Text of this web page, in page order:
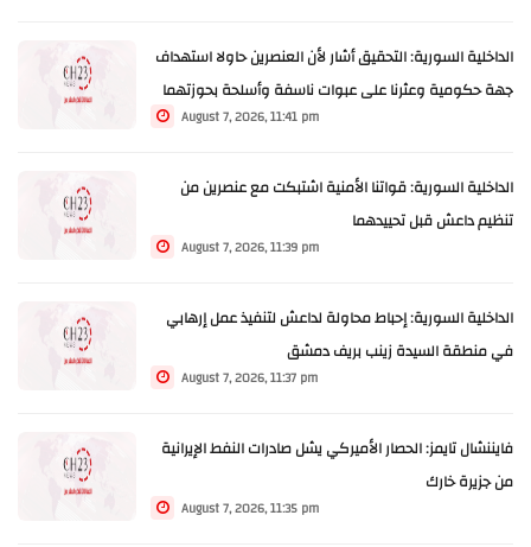
الداخلية السورية: التحقيق أشار لأن العنصرين حاولا استهداف
جهة حكومية وعثرنا على عبوات ناسفة وأسلحة بحوزتهما
August 7, 2026, 11:41 pm
الداخلية السورية: قواتنا الأمنية اشتبكت مع عنصرين من
تنظيم داعش قبل تحييدهما
August 7, 2026, 11:39 pm
الداخلية السورية: إحباط محاولة لداعش لتنفيذ عمل إرهابي
في منطقة السيدة زينب بريف دمشق
August 7, 2026, 11:37 pm
فايننشال تايمز: الحصار الأميركي يشل صادرات النفط الإيرانية
من جزيرة خارك
August 7, 2026, 11:35 pm